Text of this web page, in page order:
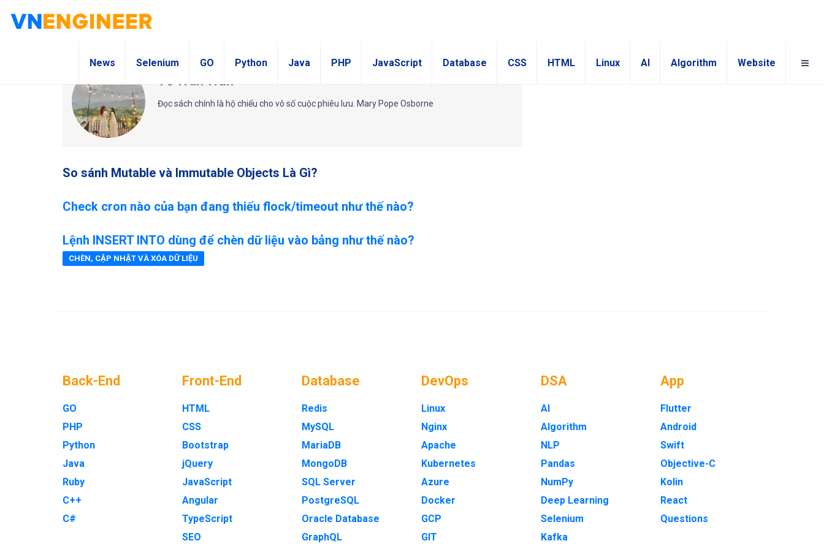
News Selenium GO Python Java PHP JavaScript Database CSS HTML Linux AI Algorithm Website
Tố Trân Trần
Đọc sách chính là hộ chiếu cho vô số cuộc phiêu lưu. Mary Pope Osborne
So sánh Mutable và Immutable Objects Là Gì?
Check cron nào của bạn đang thiếu flock/timeout như thế nào?
Lệnh INSERT INTO dùng để chèn dữ liệu vào bảng như thế nào?
CHÈN, CẬP NHẬT VÀ XÓA DỮ LIỆU
Back-End
GO
PHP
Python
Java
Ruby
C++
C#
Front-End
HTML
CSS
Bootstrap
jQuery
JavaScript
Angular
TypeScript
SEO
Database
Redis
MySQL
MariaDB
MongoDB
SQL Server
PostgreSQL
Oracle Database
GraphQL
DevOps
Linux
Nginx
Apache
Kubernetes
Azure
Docker
GCP
GIT
DSA
AI
Algorithm
NLP
Pandas
NumPy
Deep Learning
Selenium
Kafka
App
Flutter
Android
Swift
Objective-C
Kolin
React
Questions